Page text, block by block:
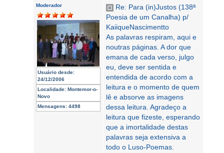
Moderador
Usuário desde:
24/12/2006
Localidade: Montemor-o-
Novo
Mensagens: 4498
Re: Para (in)Justos (138ª
Poesia de um Canalha) p/
KaiiqueNascimentto
As palavras respiram, aqui e
noutras páginas. A dor que
emana de cada verso, julgo
eu, deve ser sentida e
entendida de acordo com a
leitura e o momento de quem
lê e absorve as imagens
dessa leitura. Agradeço a
leitura que fizeste, esperando
que a imortalidade destas
palavras seja extensiva a
todo o Luso-Poemas.